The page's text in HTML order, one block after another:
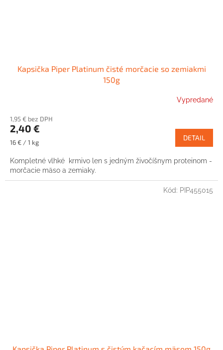
Kapsička Piper Platinum čisté morčacie so zemiakmi
150g
Vypredané
1,95 € bez DPH
2,40 €
Jednotková
16 € / 1 kg
DETAIL
Kompletné vlhké krmivo len s jedným živočíšnym proteinom -
morčacie mäso a zemiaky.
Kód: PIP455015